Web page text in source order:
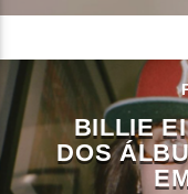
BILLIE
DOS